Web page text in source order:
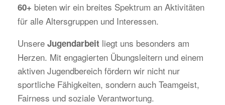
60+ bieten wir ein breites Spektrum an Aktivitäten
für alle Altersgruppen und Interessen.
Unsere Jugendarbeit liegt uns besonders am
Herzen. Mit engagierten Übungsleitern und einem
aktiven Jugendbereich fördern wir nicht nur
sportliche Fähigkeiten, sondern auch Teamgeist,
Fairness und soziale Verantwortung.